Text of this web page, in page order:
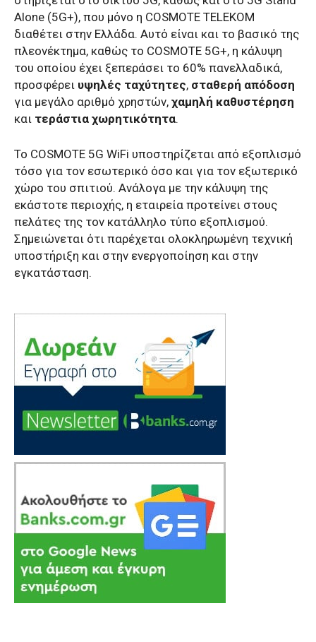
Alone (5G+), που μόνο η COSMOTE TELEKOM
διαθέτει στην Ελλάδα. Αυτό είναι και το βασικό της
πλεονέκτημα, καθώς το COSMOTE 5G+, η κάλυψη
του οποίου έχει ξεπεράσει το 60% πανελλαδικά,
προσφέρει υψηλές ταχύτητες, σταθερή απόδοση
για μεγάλο αριθμό χρηστών, χαμηλή καθυστέρηση
και τεράστια χωρητικότητα.
Το COSMOTE 5G WiFi υποστηρίζεται από εξοπλισμό
τόσο για τον εσωτερικό όσο και για τον εξωτερικό
χώρο του σπιτιού. Ανάλογα με την κάλυψη της
εκάστοτε περιοχής, η εταιρεία προτείνει στους
πελάτες της τον κατάλληλο τύπο εξοπλισμού.
Σημειώνεται ότι παρέχεται ολοκληρωμένη τεχνική
υποστήριξη και στην ενεργοποίηση και στην
εγκατάσταση.